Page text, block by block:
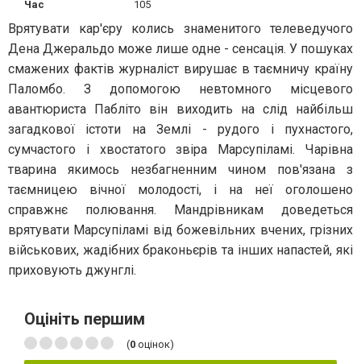
Час 105
Врятувати кар'єру колись знаменитого телеведучого
Дена Джеральдо може лише одне - сенсація. У пошуках
смажених фактів журналіст вирушає в таємничу країну
Паломбо. З допомогою невтомного місцевого
авантюриста Пабліто він виходить на слід найбільш
загадкової істоти на Землі - рудого і пухнастого,
сумчастого і хвостатого звіра Марсупіламі. Чарівна
тварина якимось незбагненним чином пов'язана з
таємницею вічної молодості, і на неї оголошено
справжнє полювання. Мандрівникам доведеться
врятувати Марсупіламі від божевільних вчених, грізних
військових, жадібних браконьєрів та інших напастей, які
приховують джунглі.
Оцініть першим
(0 оцінок)